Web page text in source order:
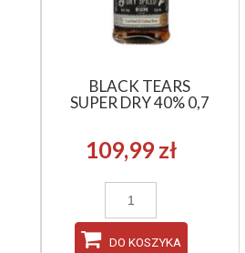
BLACK TEARS
SUPER DRY 40% 0,7
109,99 zł
DO KOSZYKA